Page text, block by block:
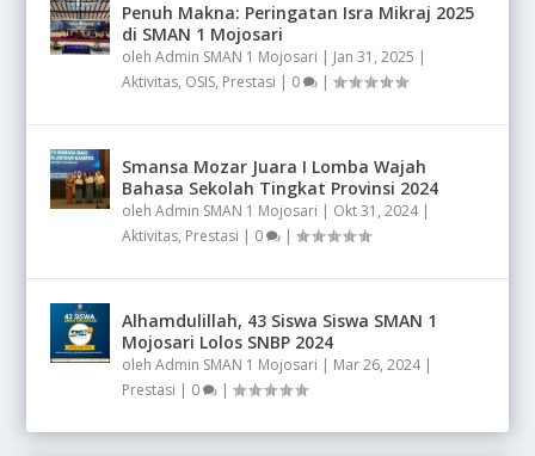
Penuh Makna: Peringatan Isra Mikraj 2025
di SMAN 1 Mojosari
olehAdmin SMAN 1 Mojosari | Jan 31, 2025 |
Aktivitas, OSIS, Prestasi | 0 |
Smansa Mozar Juara I Lomba Wajah
Bahasa Sekolah Tingkat Provinsi 2024
olehAdmin SMAN 1 Mojosari | Okt 31, 2024|
Aktivitas, Prestasi | 0 |
Alhamdulillah, 43 Siswa Siswa SMAN 1
Mojosari Lolos SNBP 2024
olehAdmin SMAN 1 Mojosari | Mar 26, 2024|
Prestasi | 0 |